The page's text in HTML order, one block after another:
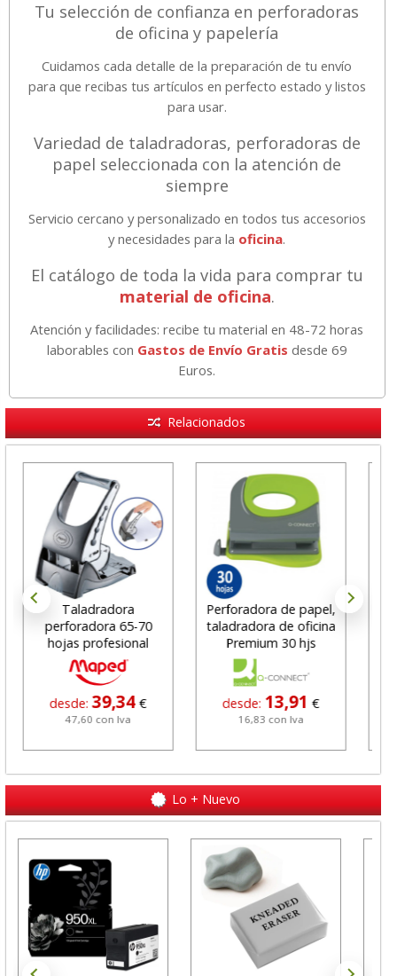
Tu selección de confianza en perforadoras
de oficina y papelería
Cuidamos cada detalle de la preparación de tu envío
para que recibas tus artículos en perfecto estado y listos
para usar.
Variedad de taladradoras, perforadoras de
papel seleccionada con la atención de
siempre
Servicio cercano y personalizado en todos tus accesorios
y necesidades para la oficina.
El catálogo de toda la vida para comprar tu
material de oficina.
Atención y facilidades: recibe tu material en 48-72 horas
laborables con Gastos de Envío Gratis desde 69
Euros.
Relacionados
Taladradora
perforadora 65-70
hojas profesional
Maped Easy
desde:39,34 €
47,60 con Iva
Perforadora de papel,
taladradora de oficina
Premium 30 hjs
desde:13,91 €
16,83 con Iva
Lo + Nuevo